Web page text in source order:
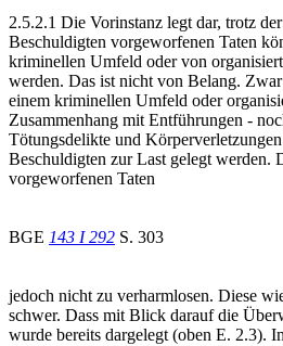
2.5.2.1 Die Vorinstanz legt dar, trotz
Beschuldigten vorgeworfenen Taten
kriminellen Umfeld oder von
werden. Das ist nicht von Belang.
einem kriminellen Umfeld oder
Zusammenhang mit Entführungen -
Tötungsdelikte und
Beschuldigten zur Last gelegt werden.
vorgeworfenen Taten
BGE 143 I 292 S. 303
jedoch nicht zu verharmlosen. Diese
schwer. Dass mit Blick darauf die
wurde bereits dargelegt (oben E. 2.3).